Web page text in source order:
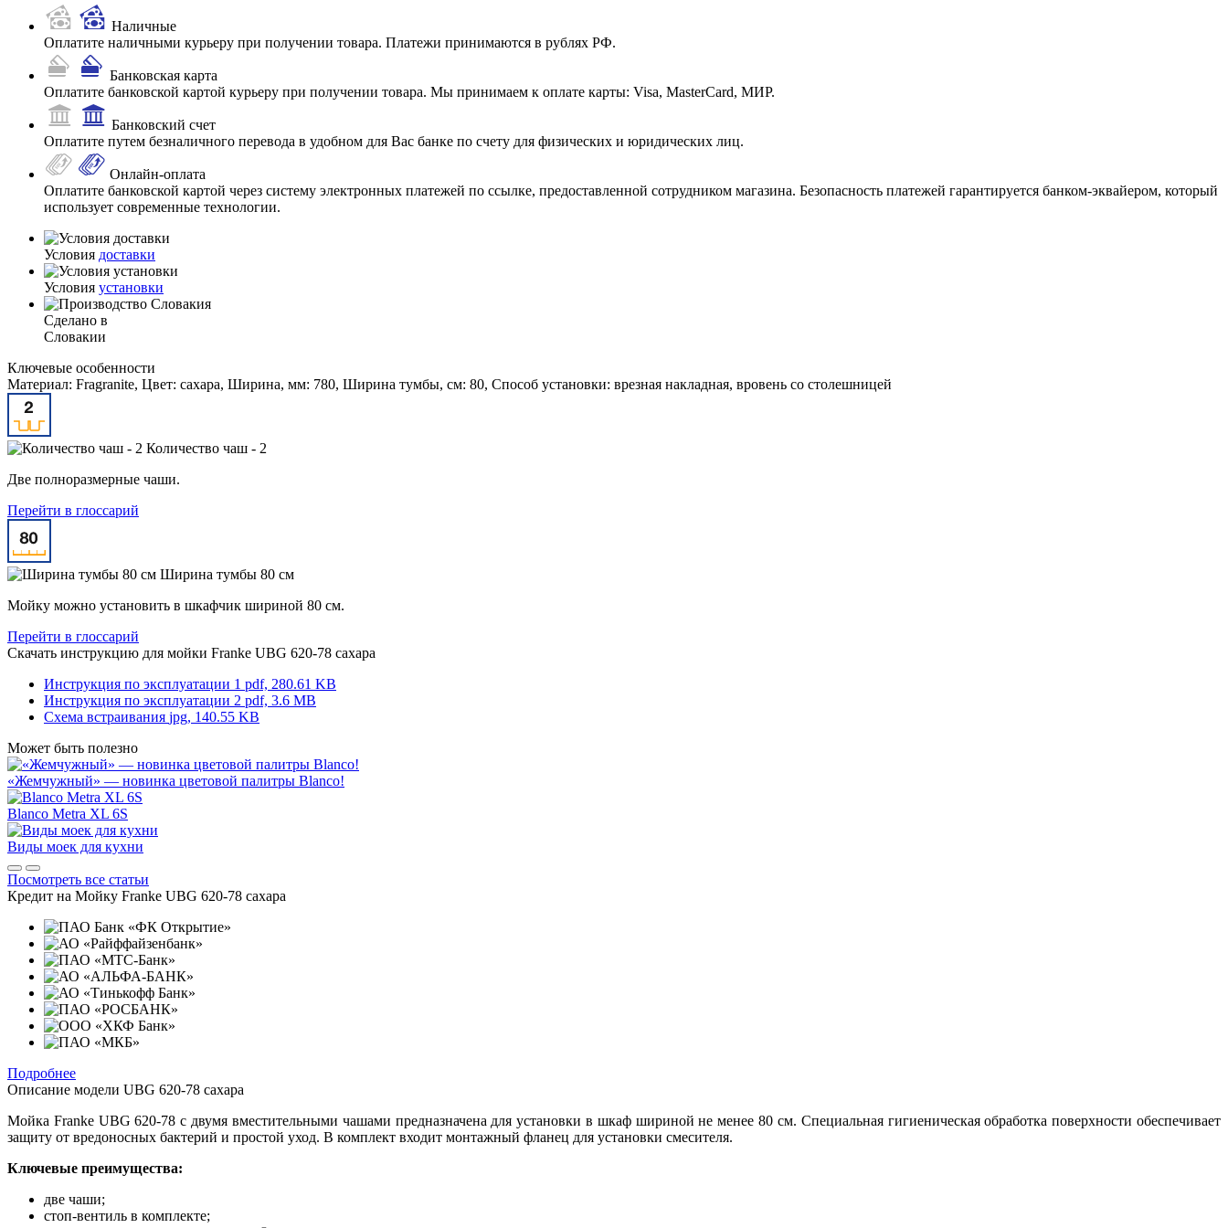
Наличные
Оплатите наличными курьеру при получении товара. Платежи принимаются в рублях РФ.
Банковская карта
Оплатите банковской картой курьеру при получении товара. Мы принимаем к оплате карты: Visa, MasterCard, МИР.
Банковский счет
Оплатите путем безналичного перевода в удобном для Вас банке по счету для физических и юридических лиц.
Онлайн-оплата
Оплатите банковской картой через систему электронных платежей по ссылке, предоставленной сотрудником магазина. Безопасность платежей гарантируется банком-эквайером, который
использует современные технологии.
Условия доставки
Условия установки
Сделано в
Словакии
Ключевые особенности
Материал: Fragranite, Цвет: сахара, Ширина, мм: 780, Ширина тумбы, см: 80, Способ установки: врезная накладная, вровень со столешницей
Количество чаш - 2
Две полноразмерные чаши.
Перейти в глоссарий
Ширина тумбы 80 см
Мойку можно установить в шкафчик шириной 80 см.
Перейти в глоссарий
Скачать инструкцию для мойки Franke UBG 620-78 сахара
Инструкция по эксплуатации 1 pdf, 280.61 KB
Инструкция по эксплуатации 2 pdf, 3.6 MB
Схема встраивания jpg, 140.55 KB
Может быть полезно
«Жемчужный» — новинка цветовой палитры Blanco!
Blanco Metra XL 6S
Виды моек для кухни
Посмотреть все статьи
Кредит на Мойку Franke UBG 620-78 сахара
Подробнее
Описание модели UBG 620-78 сахара
Мойка Franke UBG 620-78 с двумя вместительными чашами предназначена для установки в шкаф шириной не менее 80 см. Специальная гигиеническая обработка поверхности обеспечивает
защиту от вредоносных бактерий и простой уход. В комплект входит монтажный фланец для установки смесителя.
Ключевые преимущества:
две чаши;
стоп-вентиль в комплекте;